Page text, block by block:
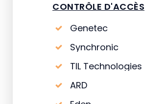
CONTRÔLE D'ACCÈS
Genetec
Synchronic
TIL Technologies
ARD